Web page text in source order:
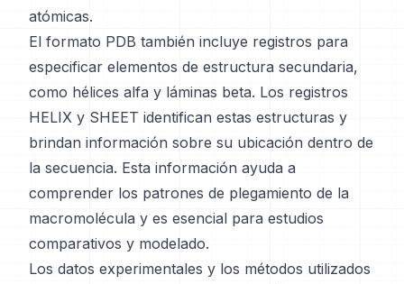
atómicas.
El formato PDB también incluye registros para
especificar elementos de estructura secundaria,
como hélices alfa y láminas beta. Los registros
HELIX y SHEET identifican estas estructuras y
brindan información sobre su ubicación dentro de
la secuencia. Esta información ayuda a
comprender los patrones de plegamiento de la
macromolécula y es esencial para estudios
comparativos y modelado.
Los datos experimentales y los métodos utilizados